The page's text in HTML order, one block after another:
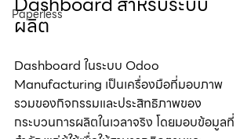
Paperless
ผลิต
Dashboard ในระบบ Odoo
Manufacturing เป็นเครื่องมือที่มอบภาพ
รวมของกิจกรรมและประสิทธิภาพของ
กระบวนการผลิตในเวลาจริง โดยมอบข้อมูลที่